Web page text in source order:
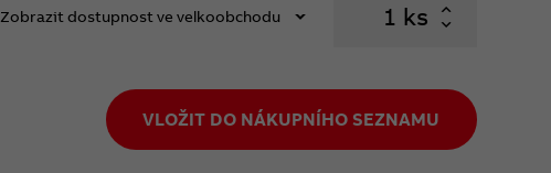
Zobrazit dostupnost ve velkoobchodu ks
VLOŽIT DO NÁKUPNÍHO SEZNAMU